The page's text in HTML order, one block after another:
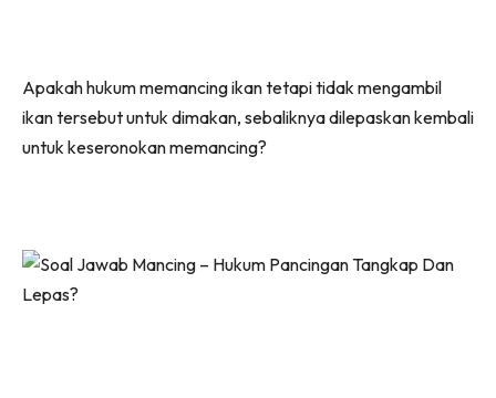
Apakah hukum memancing ikan tetapi tidak mengambil
ikan tersebut untuk dimakan, sebaliknya dilepaskan kembali
untuk keseronokan memancing?